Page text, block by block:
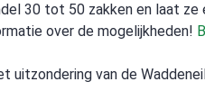
30 tot 50 zakken en laat
over de mogelijkheden!
uitzondering van de